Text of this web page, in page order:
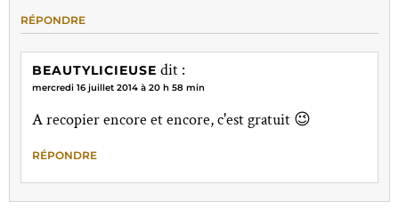
RÉPONDRE
BEAUTYLICIEUSE dit :
mercredi 16 juillet 2014 à 20 h 58 min
A recopier encore et encore, c'est gratuit 😉
RÉPONDRE